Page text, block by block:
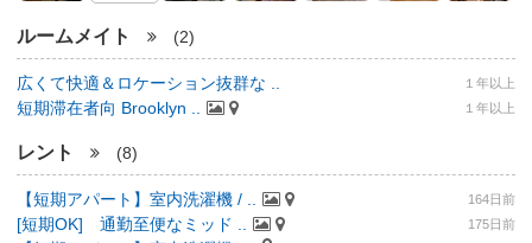
ルームメイト (2)
広くて快適＆ロケーション抜群な .. １年以上
短期滞在者向 Brooklyn .. １年以上
レント (8)
【短期アパート】室内洗濯機 / .. 164日前
[短期OK] 通勤至便なミッド .. 175日前